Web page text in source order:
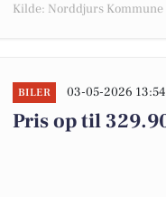
Kilde: Norddjurs Kommune
BILER 03-05-2026 13:54
Pris op til